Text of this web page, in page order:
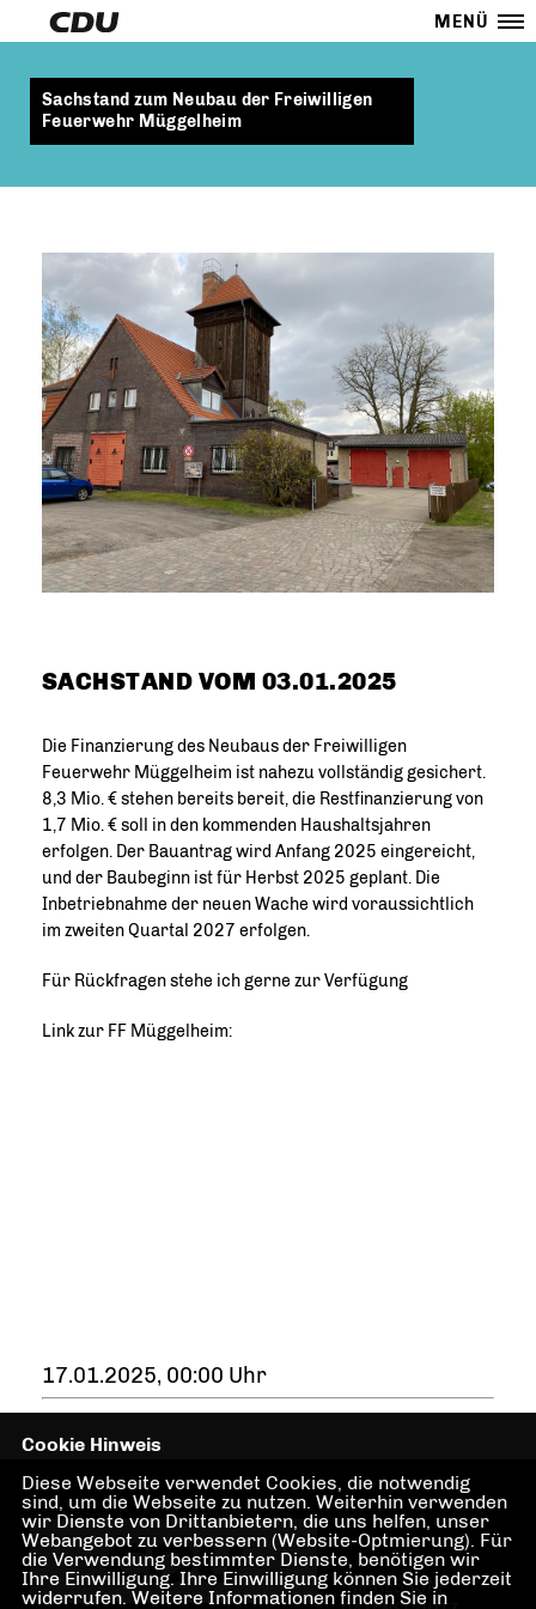
MENÜ
Sachstand zum Neubau der Freiwilligen
Feuerwehr Müggelheim
SACHSTAND VOM 03.01.2025
Die Finanzierung des Neubaus der Freiwilligen
Feuerwehr Müggelheim ist nahezu vollständig gesichert.
8,3 Mio. € stehen bereits bereit, die Restfinanzierung von
1,7 Mio. € soll in den kommenden Haushaltsjahren
erfolgen. Der Bauantrag wird Anfang 2025 eingereicht,
und der Baubeginn ist für Herbst 2025 geplant. Die
Inbetriebnahme der neuen Wache wird voraussichtlich
im zweiten Quartal 2027 erfolgen.
Für Rückfragen stehe ich gerne zur Verfügung
Link zur FF Müggelheim:
17.01.2025, 00:00 Uhr
IMPRESSUM
Cookie Hinweis
Diese Webseite verwendet Cookies, die notwendig
sind, um die Webseite zu nutzen. Weiterhin verwenden
wir Dienste von Drittanbietern, die uns helfen, unser
Webangebot zu verbessern (Website-Optmierung). Für
die Verwendung bestimmter Dienste, benötigen wir
Ihre Einwilligung. Ihre Einwilligung können Sie jederzeit
widerrufen. Weitere Informationen finden Sie in